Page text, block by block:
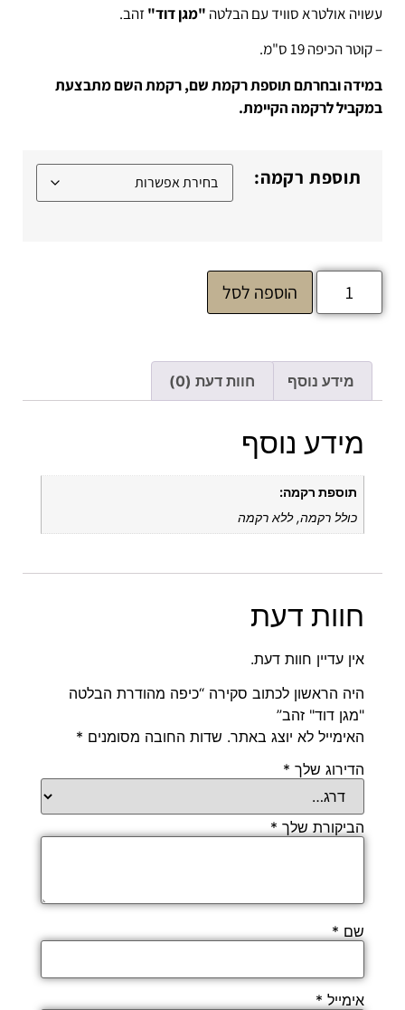
עשויה אולטרא סוויד עם הבלטה "מגן דוד"זהב.
– קוטר הכיפה 19 ס"מ.
במידה ובחרתם תוספת רקמת שם, רקמת השם מתבצעת
במקביל לרקמה הקיימת.
תוספת רקמה:
הוספה לסל
מידע נוסף חוות דעת (0)
מידע נוסף
תוספת רקמה:
כולל רקמה, ללא רקמה
חוות דעת
אין עדיין חוות דעת.
היה הראשון לכתוב סקירה “כיפה מהודרת הבלטה
"מגן דוד" זהב”
האימייל לא יוצג באתר. שדות החובה מסומנים *
הדירוג שלך *
הביקורת שלך *
שם *
אימייל *